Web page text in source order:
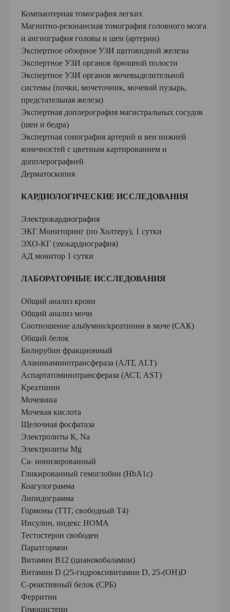
Компьютерная томография легких
Магнитно-резонансная томография головного мозга
и ангиография головы и шеи (артерии)
Экспертное обзорное УЗИ щитовидной железы
Экспертное УЗИ органов брюшной полости
Экспертное УЗИ органов мочевыделительной
системы (почки, мочеточник, мочевой пузырь,
предстательная железа)
Экспертная доплерография магистральных сосудов
(шеи и бедра)
Экспертная сонография артерий и вен нижней
конечностей с цветным картированием и
допплерографией
Дерматоскопия
КАРДИОЛОГИЧЕСКИЕ ИССЛЕДОВАНИЯ
Электрокардиография
ЭКГ Мониторинг (по Холтеру), 1 сутки
ЭХО-КГ (эхокардиография)
АД монитор 1 сутки
ЛАБОРАТОРНЫЕ ИССЛЕДОВАНИЯ
Общий анализ крови
Общий анализ мочи
Соотношение альбумин/креатинин в моче (САК)
Общий белок
Билирубин фракционный
Аланинаминотрансфераза (АЛТ, ALT)
Аспартатоминотрансфераза (АСТ, AST)
Креатинин
Мочевина
Мочевая кислота
Щелочная фосфатаза
Электролиты К, Na
Электролиты Mg
Ca- ионизированный
Гликированный гемоглобин (HbA1c)
Коагулограмма
Липидограмма
Гормоны (ТТГ, свободный Т4)
Инсулин, индекс НОМА
Тестостерон свободен
Паратгормон
Витамин В12 (цианокобаламин)
Витамин D (25-гидроксивитамин D, 25-(OH)D
С-реактивный белок (СРБ)
Ферритин
Гомоцистеин